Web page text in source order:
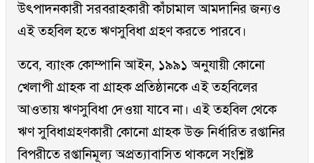
উৎপাদনকারী সরবরাহকারী কাঁচামাল আমদানির জন্যও
এই তহবিল হতে ঋণসুবিধা গ্রহণ করতে পারবে।
তবে, ব্যাংক কোম্পানি আইন, ১৯৯১ অনুযায়ী কোনো
খেলাপী গ্রাহক বা গ্রাহক প্রতিষ্ঠানকে এই তহবিলের
আওতায় ঋণসুবিধা দেওয়া যাবে না। এই তহবিল থেকে
ঋণ সুবিধাগ্রহণকারী কোনো গ্রাহক উক্ত নির্ধারিত রপ্তানির
বিপরীতে রপ্তানিমূল্য অপ্রত্যাবাসিত থাকলে সংশ্লিষ্ট